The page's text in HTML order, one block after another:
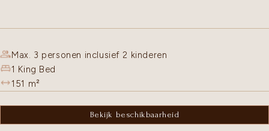
Max. 3 personen inclusief 2 kinderen
1 King Bed
151 m²
Bekijk beschikbaarheid